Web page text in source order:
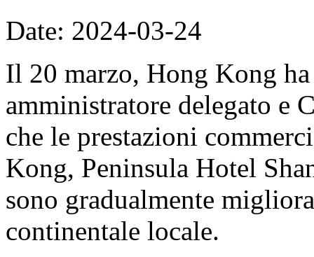
Date: 2024-03-24
Il 20 marzo, Hong Kong
amministratore delegato e
che le prestazioni
Kong, Peninsula Hotel
sono gradualmente
continentale locale.